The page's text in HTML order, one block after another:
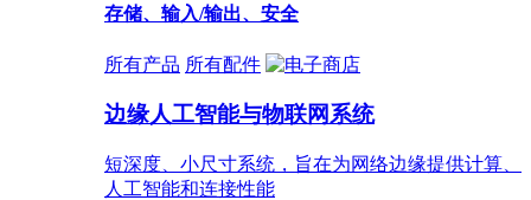
存储、输入/输出、安全
所有产品 所有配件
边缘人工智能与物联网系统
短深度、小尺寸系统，旨在为网络边缘提供计算、
人工智能和连接性能